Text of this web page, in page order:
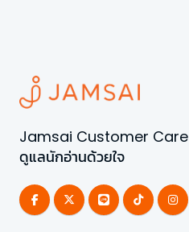
Jamsai Customer Care
ดูแลนักอ่านด้วยใจ